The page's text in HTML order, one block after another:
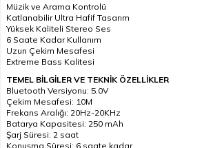
Müzik ve Arama Kontrolü
Katlanabilir Ultra Hafif Tasarım
Yüksek Kaliteli Stereo Ses
6 Saate Kadar Kullanım
Uzun Çekim Mesafesi
Extreme Bass Kalitesi
TEMEL BİLGİLER VE TEKNİK ÖZELLİKLER
Bluetooth Versiyonu: 5.0V
Çekim Mesafesi: 10M
Frekans Aralığı: 20Hz-20KHz
Batarya Kapasitesi: 250 mAh
Şarj Süresi: 2 saat
Konuşma Süresi: 6 saate kadar